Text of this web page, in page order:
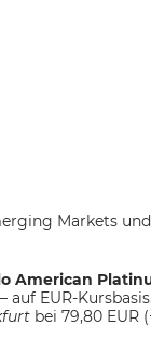
Markets
American
EUR-
bei 79,80 EUR